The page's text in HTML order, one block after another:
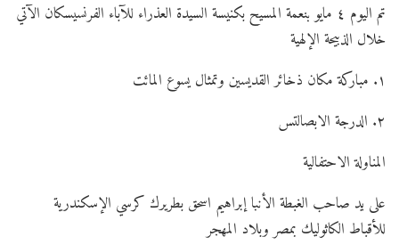
تم اليوم ٤ مايو بنعمة المسيح بكنيسة السيدة العذراء للآباء الفرنسيسكان الآتي
خلال الذبيحة الإلهية
١. مباركة مكان ذخائر القديسين وتمثال يسوع المائت
٢. الدرجة الابصالتس
المناولة الاحتفالية
على يد صاحب الغبطة الأنبا إبراهيم اسحق بطريرك كرسي الإسكندرية
للأقباط الكاثوليك بمصر وبلاد المهجر